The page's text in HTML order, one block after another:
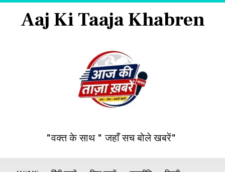
Aaj Ki Taaja Khabren
"वक्त के साथ " जहाँ सच बोले खबरें"